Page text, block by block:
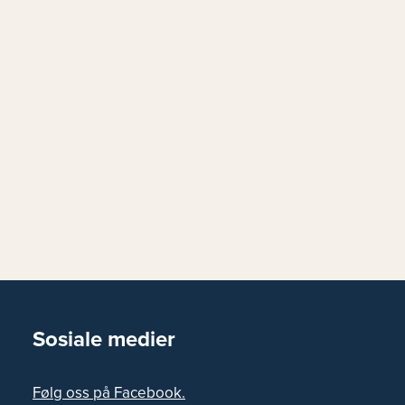
Sosiale medier
Følg oss på Facebook.